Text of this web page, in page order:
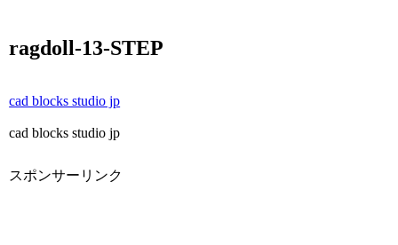
ragdoll-13-STEP
cad blocks studio jp
cad blocks studio jp
スポンサーリンク